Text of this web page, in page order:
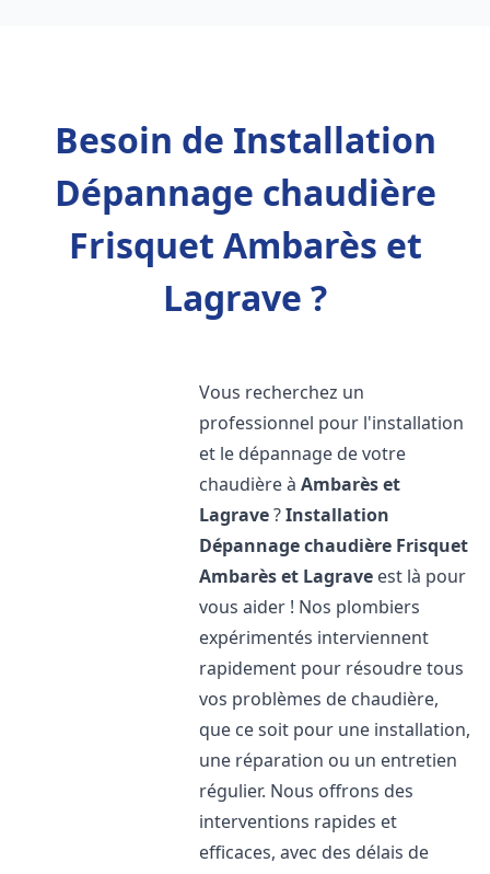
Besoin de Installation
Dépannage chaudière
Frisquet Ambarès et
Lagrave ?
Vous recherchez un
professionnel pour l'installation
et le dépannage de votre
chaudière àAmbarès et
Lagrave?Installation
Dépannage chaudière Frisquet
Ambarès et Lagrave est là pour
vous aider ! Nos plombiers
expérimentés interviennent
rapidement pour résoudre tous
vos problèmes de chaudière,
que ce soit pour une installation,
une réparation ou un entretien
régulier. Nous offrons des
interventions rapides et
efficaces, avec des délais de